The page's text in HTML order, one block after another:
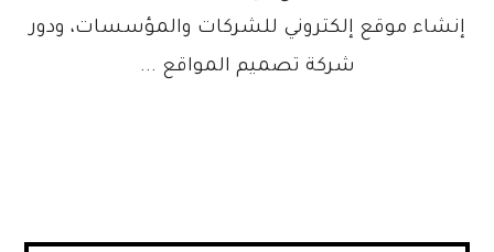
إنشاء موقع إلكتروني للشركات والمؤسسات، ودور
شركة تصميم المواقع ...